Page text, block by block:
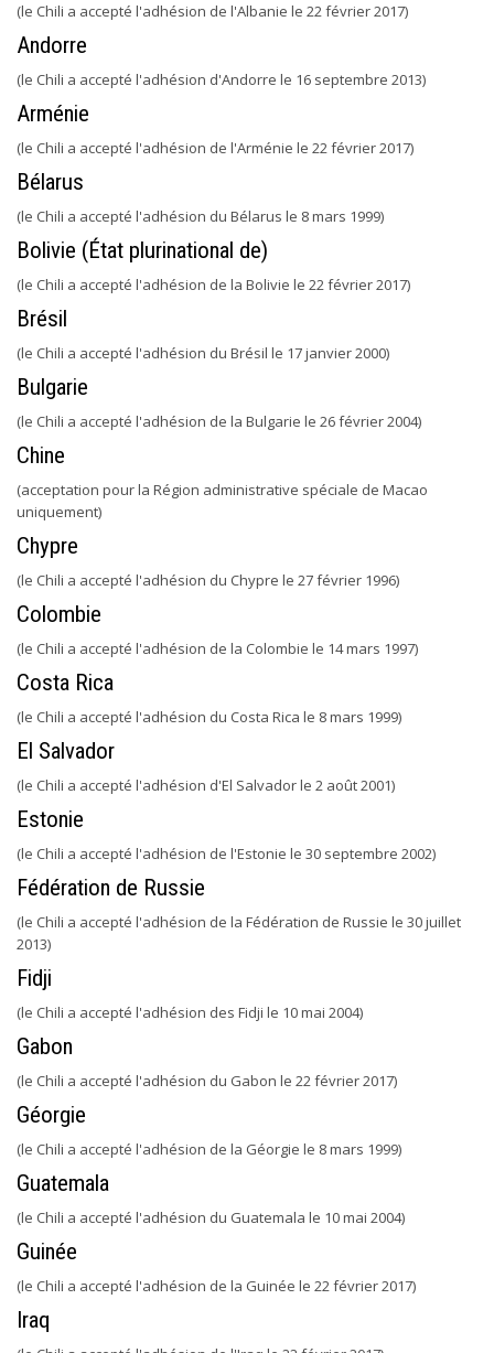
(le Chili a accepté l'adhésion de l'Albanie le 22 février 2017)
Andorre
(le Chili a accepté l'adhésion d'Andorre le 16 septembre 2013)
Arménie
(le Chili a accepté l'adhésion de l'Arménie le 22 février 2017)
Bélarus
(le Chili a accepté l'adhésion du Bélarus le 8 mars 1999)
Bolivie (État plurinational de)
(le Chili a accepté l'adhésion de la Bolivie le 22 février 2017)
Brésil
(le Chili a accepté l'adhésion du Brésil le 17 janvier 2000)
Bulgarie
(le Chili a accepté l'adhésion de la Bulgarie le 26 février 2004)
Chine
(acceptation pour la Région administrative spéciale de Macao
uniquement)
Chypre
(le Chili a accepté l'adhésion du Chypre le 27 février 1996)
Colombie
(le Chili a accepté l'adhésion de la Colombie le 14 mars 1997)
Costa Rica
(le Chili a accepté l'adhésion du Costa Rica le 8 mars 1999)
El Salvador
(le Chili a accepté l'adhésion d'El Salvador le 2 août 2001)
Estonie
(le Chili a accepté l'adhésion de l'Estonie le 30 septembre 2002)
Fédération de Russie
(le Chili a accepté l'adhésion de la Fédération de Russie le 30 juillet
2013)
Fidji
(le Chili a accepté l'adhésion des Fidji le 10 mai 2004)
Gabon
(le Chili a accepté l'adhésion du Gabon le 22 février 2017)
Géorgie
(le Chili a accepté l'adhésion de la Géorgie le 8 mars 1999)
Guatemala
(le Chili a accepté l'adhésion du Guatemala le 10 mai 2004)
Guinée
(le Chili a accepté l'adhésion de la Guinée le 22 février 2017)
Iraq